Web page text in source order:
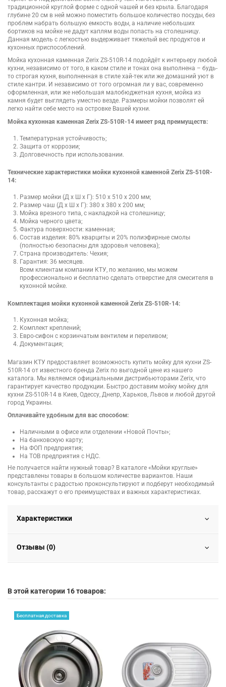
традиционной круглой форме с одной чашей и без крыла. Благодаря
глубине 20 см в ней можно поместить большое количество посуды, без
проблем набрать большую емкость воды, а наличие небольших
бортиков на мойке не дадут каплям воды попасть на столешницу.
Данная модель с легкостью выдерживает тяжелый вес продуктов и
кухонных приспособлений.
Мойка кухонная каменная Zerix ZS-510R-14 подойдёт к интерьеру любой
кухни, независимо от того, в каком стиле и тонах она выполнена – будь-
то строгая кухня, выполненная в стиле хай-тек или же домашний уют в
стиле кантри. И независимо от того огромная ли у вас, современно
оформленная, или же небольшая малобюджетная кухня, мойка из
камня будет выглядеть уместно везде. Размеры мойки позволят ей
легко найти себе место на островке Вашей кухни.
Мойка кухонная каменная Zerix ZS-510R-14 имеет ряд преимуществ:
Температурная устойчивость;
Защита от коррозии;
Долговечность при использовании.
Технические характеристики мойки кухонной каменной Zerix ZS-510R-
14:
Размер мойки (Д х Ш х Г): 510 x 510 x 200 мм;
Размер чаш (Д х Ш х Г): 380 x 380 x 200 мм;
Мойка врезного типа, с накладкой на столешницу;
Мойка черного цвета;
Фактура поверхности: каменная;
Состав изделия: 80% кварциты и 20% полиэфирные смолы
(полностью безопасны для здоровья человека);
Страна производитель: Чехия;
Гарантия: 36 месяцев.
Всем клиентам компании КТУ, по желанию, мы можем
профессионально и бесплатно сделать отверстие для смесителя в
кухонной мойке.
Комплектация мойки кухонной каменной Zerix ZS-510R-14:
Кухонная мойка;
Комплект креплений;
Евро-сифон с корзинчатым вентилем и переливом;
Документация;
Магазин КТУ предоставляет возможность купить мойку для кухни ZS-
510R-14 от известного бренда Zerix по выгодной цене из нашего
каталога. Мы являемся официальными дистрибьюторами Zerix, что
гарантирует качество продукции. Быстро доставим мойку мойку для
кухни ZS-510R-14 в Киев, Одессу, Днепр, Харьков, Львов и любой другой
город Украины.
Оплачивайте удобным для вас способом:
Наличными в офисе или отделении «Новой Почты»;
На банковскую карту;
На ФОП предприятия;
На ТОВ предприятия с НДС.
Не получается найти нужный товар? В каталоге «Мойки круглые»
представлены товары в большом количестве вариантов. Наши
консультанты с радостью проконсультируют и подберут необходимый
товар, расскажут о его преимуществах и важных характеристиках.
Характеристики
Отзывы (0)
В этой категории 16 товаров:
Бесплатная доставка